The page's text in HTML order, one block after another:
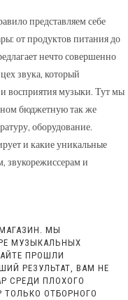
представляем себе
от продуктов питания до
нечто совершенно
звука, который
и восприятия музыки. Тут мы
бюджетную так же
оборудование.
и какие уникальные
звукорежиссерам и
МЫ
МУЗЫКАЛЬНЫХ
ПРОШЛИ
РЕЗУЛЬТАТ, ВАМ НЕ
СРЕДИ ПЛОХОГО
ОТБОРНОГО